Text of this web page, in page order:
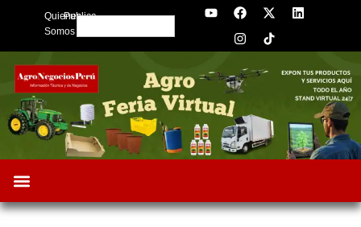
Quienes
Somos
Publica
Search
Y
o
b
e
F
a
c
e
o
o
k
X
-
t
w
t
L
i
d
n
I
n
s
t
g
r
a